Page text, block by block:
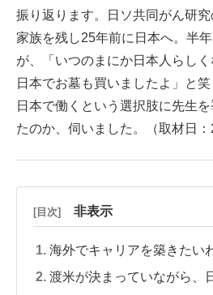
振り返ります。日ソ共同がん研
家族を残し25年前に日本へ。半
が、「いつのまにか日本人らし
日本でお墓も買いましたよ」と笑
日本で働くという選択肢に先生
たのか、伺いました。（取材日：
[目次] 非表示
海外でキャリアを築きたい
渡米が決まっていながら、